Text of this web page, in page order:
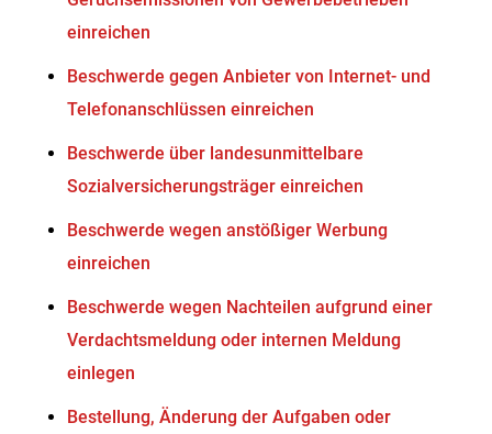
einreichen
Beschwerde gegen Anbieter von Internet- und
Telefonanschlüssen einreichen
Beschwerde über landesunmittelbare
Sozialversicherungsträger einreichen
Beschwerde wegen anstößiger Werbung
einreichen
Beschwerde wegen Nachteilen aufgrund einer
Verdachtsmeldung oder internen Meldung
einlegen
Bestellung, Änderung der Aufgaben oder